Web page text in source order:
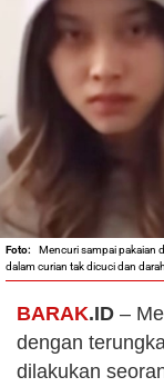
Mencuri sampai pakaian
dalam curian tak dicuci dan
BARAK.ID –
dengan
dilakukan